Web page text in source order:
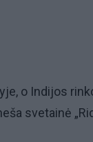
o Indijos
svetainė